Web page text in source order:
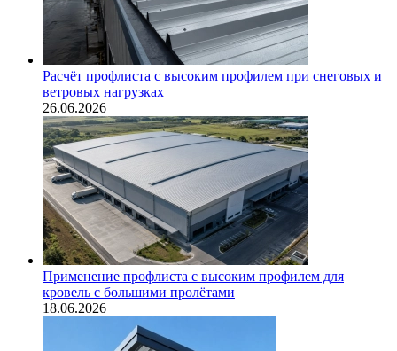
Расчёт профлиста с высоким профилем при снеговых и
ветровых нагрузках
26.06.2026
Применение профлиста с высоким профилем для
кровель с большими пролётами
18.06.2026